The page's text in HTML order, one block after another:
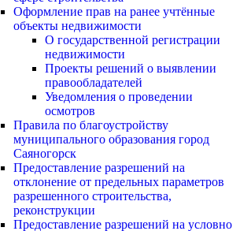
Оформление прав на ранее учтённые
объекты недвижимости
О государственной регистрации
недвижимости
Проекты решений о выявлении
правообладателей
Уведомления о проведении
осмотров
Правила по благоустройству
муниципального образования город
Саяногорск
Предоставление разрешений на
отклонение от предельных параметров
разрешенного строительства,
реконструкции
Предоставление разрешений на условно